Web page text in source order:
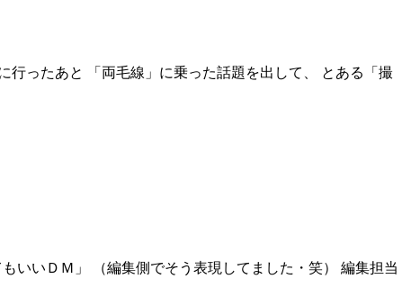
ったあと 「両毛線」に乗った話題を出して、 とある「撮
いいＤＭ」 （編集側でそう表現してました・笑） 編集担当